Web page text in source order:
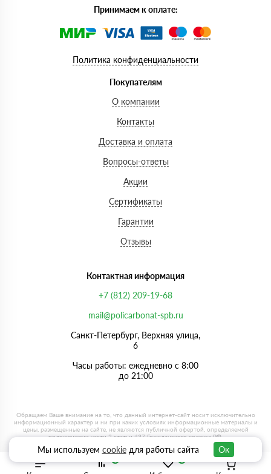
Принимаем к оплате:
Политика конфиденциальности
Покупателям
О компании
Контакты
Доставка и оплата
Вопросы-ответы
Акции
Сертификаты
Гарантии
Отзывы
Контактная информация
+7 (812) 209-19-68
mail@policarbonat-spb.ru
Санкт-Петербург, Верхняя улица,
6
Часы работы: ежедневно с 8:00
до 21:00
Мы используем cookieдля работы сайта Ок